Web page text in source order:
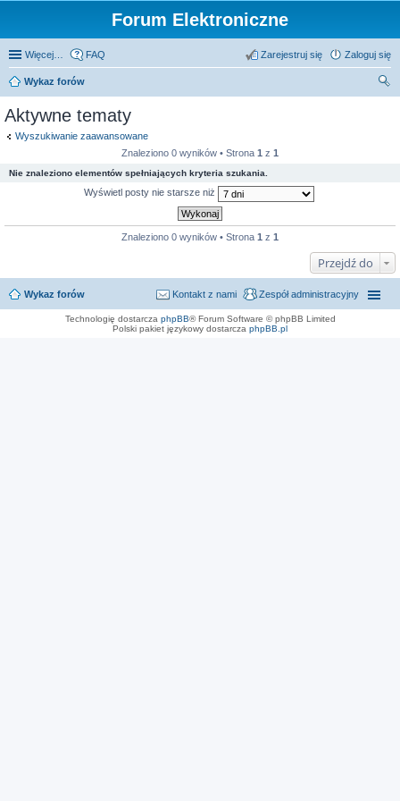
Forum Elektroniczne
Więcej… FAQ Zaloguj się
Zarejestruj się
Wykaz forów
Aktywne tematy
Wyszukiwanie zaawansowane
Znaleziono 0 wyników • Strona 1 z 1
Nie znaleziono elementów spełniających kryteria szukania.
Wyświetl posty nie starsze niż
Znaleziono 0 wyników • Strona 1 z 1
Przejdź do
Wykaz forów Zespół administracyjny
Kontakt z nami
Technologię dostarcza phpBB® Forum Software © phpBB Limited
Polski pakiet językowy dostarcza phpBB.pl